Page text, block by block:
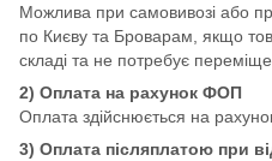
Можлива при самовивозі або
по Києву та Броварам, якщо
складі та не потребує
2) Оплата на рахунок ФОП
Оплата здійснюється на
3) Оплата післяплатою при